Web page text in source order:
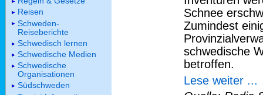
Schnee
Zumindest
schwedische
betroffen.
Lese weiter ...
Reisen
Schweden-
Reiseberichte
Schwedisch lernen
Schwedische Medien
Schwedische
Organisationen
Südschweden